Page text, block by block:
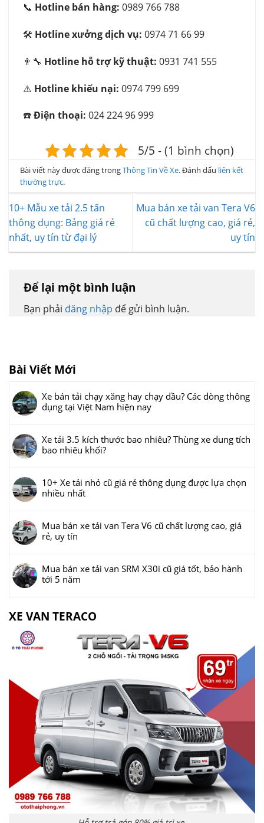
📞 Hotline bán hàng: 0989 766 788
🛠️ Hotline xưởng dịch vụ: 0974 71 66 99
👨‍🔧 Hotline hỗ trợ kỹ thuật: 0931 741 555
⚠️ Hotline khiếu nại: 0974 799 699
☎️Điện thoại: 024 224 96 999
5/5 - (1 bình chọn)
Bài viết này được đăng trongThông Tin Về Xe. Đánh dấu liên kết
thường trực.
10+ Mẫu xe tải 2.5 tấn
thông dụng: Bảng giá rẻ
nhất, uy tín từ đại lý
Mua bán xe tải van Tera V6
cũ chất lượng cao, giá rẻ,
uy tín
Để lại một bình luận
Bạn phải đăng nhập để gửi bình luận.
Bài Viết Mới
Xe bán tải chạy xăng hay chạy dầu? Các dòng thông
dụng tại Việt Nam hiện nay
Xe tải 3.5 kích thước bao nhiêu? Thùng xe dung tích
bao nhiêu khối?
10+ Xe tải nhỏ cũ giá rẻ thông dụng được lựa chọn
nhiều nhất
Mua bán xe tải van Tera V6 cũ chất lượng cao, giá
rẻ, uy tín
Mua bán xe tải van SRM X30i cũ giá tốt, bảo hành
tới 5 năm
XE VAN TERACO